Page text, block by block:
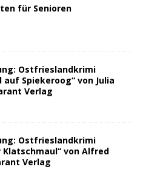
für Senioren
Ostfrieslandkrimi
auf Spiekeroog“ von Julia
Verlag
Ostfrieslandkrimi
Klatschmaul“ von Alfred
Verlag